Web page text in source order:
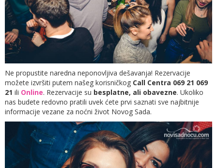
Ne propustite naredna neponovljiva dešavanja! Rezervacije
možete izvršiti putem našeg korisničkog Call Centra 069 21 069
21 ili Online. Rezervacije su besplatne, ali obavezne. Ukoliko
nas budete redovno pratili uvek ćete prvi saznati sve najbitnije
informacije vezane za noćni život Novog Sada.